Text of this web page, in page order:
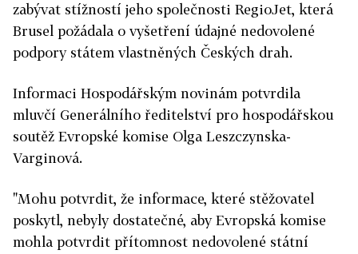
zabývat stížností jeho společnosti RegioJet, která
Brusel požádala o vyšetření údajné nedovolené
podpory státem vlastněných Českých drah.
Informaci Hospodářským novinám potvrdila
mluvčí Generálního ředitelství pro hospodářskou
soutěž Evropské komise Olga Leszczynska-
Varginová.
"Mohu potvrdit, že informace, které stěžovatel
poskytl, nebyly dostatečné, aby Evropská komise
mohla potvrdit přítomnost nedovolené státní